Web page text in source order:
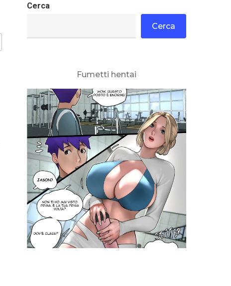
Cerca
Cerca
Fumetti hentai